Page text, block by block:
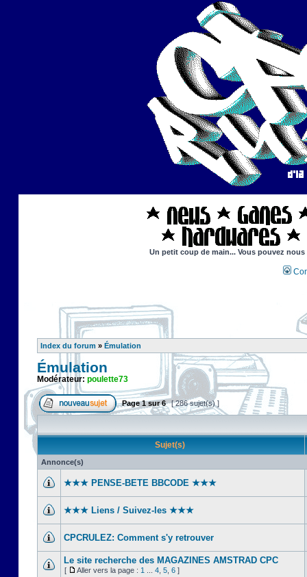
Un petit coup de main... Vous pouvez
Index du forum » Émulation
Émulation
Modérateur: poulette73
Page1sur6 [ 286 sujet(s) ]
Sujet(s)
Annonce(s)
★★★ PENSE-BETE BBCODE ★★★
★★★ Liens / Suivez-les ★★★
CPCRULEZ: Comment s'y retrouver‎
Le site recherche des MAGAZINES AMSTRAD CPC
[ Aller vers la page : 1 4 5 6 ]